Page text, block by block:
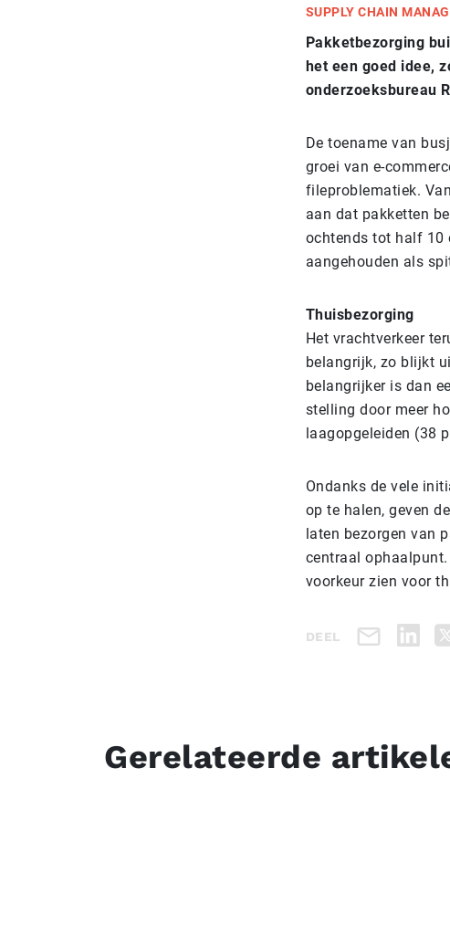
SUPPLY CHAIN
Pakketbezorging
het een goed idee,
onderzoeksbureau
De toename van
groei van e-
fileproblematiek.
aan dat pakketten
ochtends tot half 10
aangehouden als
Thuisbezorging
Het vrachtverkeer
belangrijk, zo blijkt
belangrijker is dan
stelling door meer
laagopgeleiden (38
Ondanks de vele
op te halen, geven
laten bezorgen van
centraal
voorkeur zien voor
DEEL
Gerelateerde